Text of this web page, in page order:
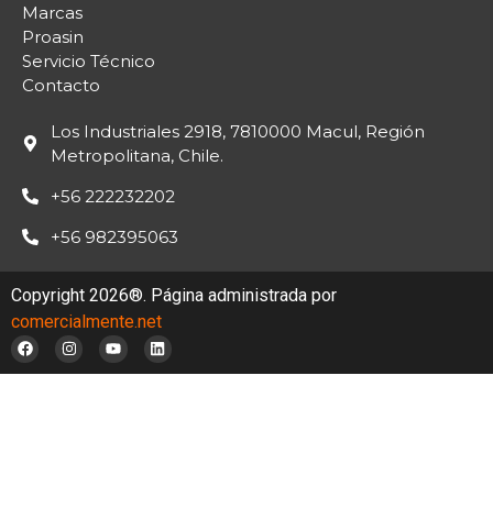
Marcas
Proasin
Servicio Técnico
Contacto
Los Industriales 2918, 7810000 Macul, Región
Metropolitana, Chile.
+56 222232202
+56 982395063
Copyright 2026®. Página administrada por
comercialmente.net